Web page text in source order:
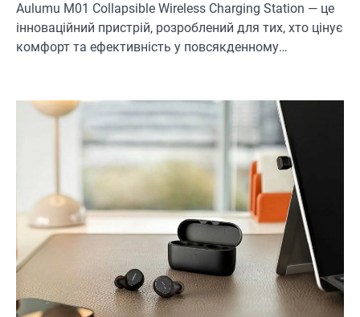
Aulumu M01 Collapsible Wireless Charging Station — це
інноваційний пристрій, розроблений для тих, хто цінує
комфорт та ефективність у повсякденному…